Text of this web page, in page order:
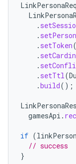
.
.
. setToken(
.
.
. setTtl(
.build();
gamesApi .
if (
// success
}